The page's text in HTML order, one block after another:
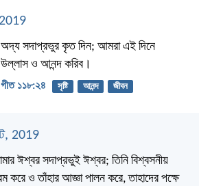
অদ্য সদাপ্রভুর কৃত দিন; আমরা এই দিনে
উল্লাস ও আনন্দ করিব।
গীত ১১৮:২৪ সৃষ্টি আনন্দ জীবন
2019
ঈশ্বর সদাপ্রভুই ঈশ্বর; তিনি বিশ্বসনীয়
করে ও তাঁহার আজ্ঞা পালন করে, তাহাদের পক্ষে